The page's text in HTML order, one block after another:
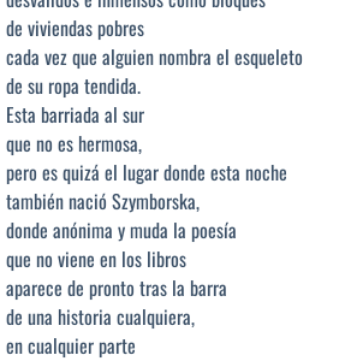
de viviendas pobres
cada vez que alguien nombra el esqueleto
de su ropa tendida.
Esta barriada al sur
que no es hermosa,
pero es quizá el lugar donde esta noche
también nació Szymborska,
donde anónima y muda la poesía
que no viene en los libros
aparece de pronto tras la barra
de una historia cualquiera,
en cualquier parte